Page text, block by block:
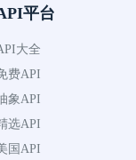
平台
大全
费API
象API
选API
国API